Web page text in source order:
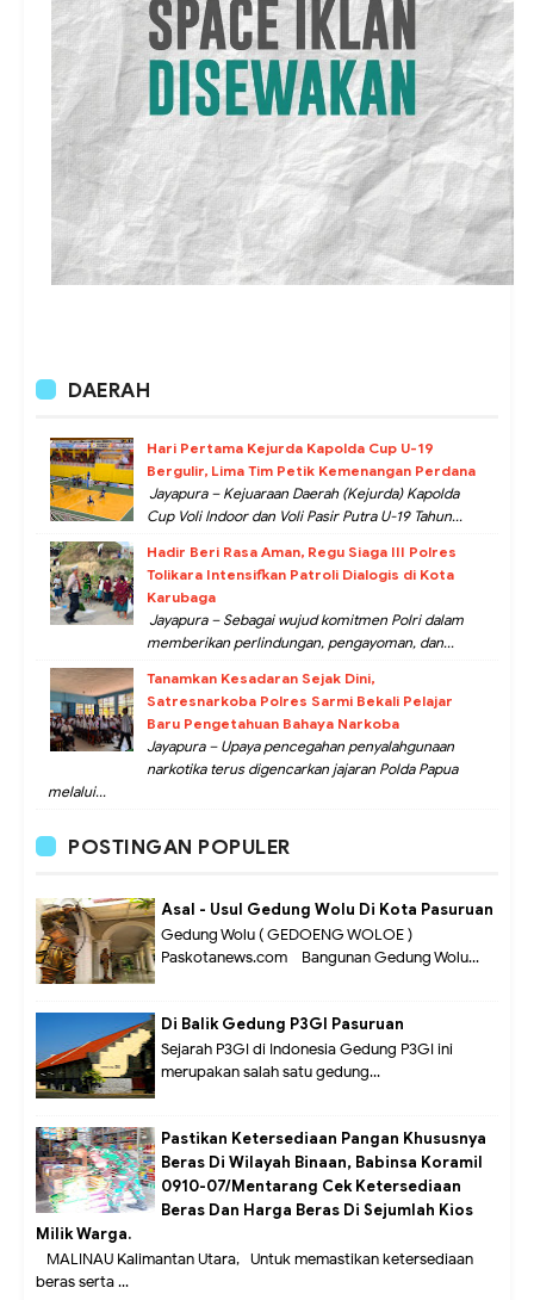
DAERAH
Hari Pertama Kejurda Kapolda Cup U-19
Bergulir, Lima Tim Petik Kemenangan Perdana
Jayapura – Kejuaraan Daerah (Kejurda) Kapolda
Cup Voli Indoor dan Voli Pasir Putra U-19 Tahun...
Hadir Beri Rasa Aman, Regu Siaga III Polres
Tolikara Intensifkan Patroli Dialogis di Kota
Karubaga
Jayapura – Sebagai wujud komitmen Polri dalam
memberikan perlindungan, pengayoman, dan...
Tanamkan Kesadaran Sejak Dini,
Satresnarkoba Polres Sarmi Bekali Pelajar
Baru Pengetahuan Bahaya Narkoba
Jayapura – Upaya pencegahan penyalahgunaan
narkotika terus digencarkan jajaran Polda Papua
melalui...
POSTINGAN POPULER
Asal - Usul Gedung Wolu Di Kota Pasuruan
Gedung Wolu ( GEDOENG WOLOE )
Paskotanews.com - Bangunan Gedung Wolu...
Di Balik Gedung P3GI Pasuruan
Sejarah P3GI di Indonesia Gedung P3GI ini
merupakan salah satu gedung...
Pastikan Ketersediaan Pangan Khususnya
Beras Di Wilayah Binaan, Babinsa Koramil
0910-07/Mentarang Cek Ketersediaan
Beras Dan Harga Beras Di Sejumlah Kios
Milik Warga.
MALINAU Kalimantan Utara,- Untuk memastikan ketersediaan
beras serta ...